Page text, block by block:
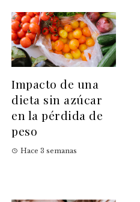
Impacto de una
dieta sin azúcar
en la pérdida de
peso
Hace 3 semanas